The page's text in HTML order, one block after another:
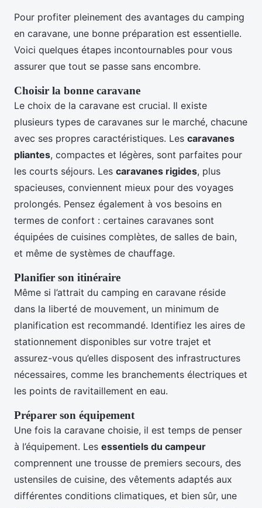
Pour profiter pleinement des avantages du camping
en caravane, une bonne préparation est essentielle.
Voici quelques étapes incontournables pour vous
assurer que tout se passe sans encombre.
Choisir la bonne caravane
Le choix de la caravane est crucial. Il existe
plusieurs types de caravanes sur le marché, chacune
avec ses propres caractéristiques. Les caravanes
pliantes, compactes et légères, sont parfaites pour
les courts séjours. Les caravanes rigides, plus
spacieuses, conviennent mieux pour des voyages
prolongés. Pensez également à vos besoins en
termes de confort : certaines caravanes sont
équipées de cuisines complètes, de salles de bain,
et même de systèmes de chauffage.
Planifier son itinéraire
Même si l’attrait du camping en caravane réside
dans la liberté de mouvement, un minimum de
planification est recommandé. Identifiez les aires de
stationnement disponibles sur votre trajet et
assurez-vous qu’elles disposent des infrastructures
nécessaires, comme les branchements électriques et
les points de ravitaillement en eau.
Préparer son équipement
Une fois la caravane choisie, il est temps de penser
à l’équipement. Les essentiels du campeur
comprennent une trousse de premiers secours, des
ustensiles de cuisine, des vêtements adaptés aux
différentes conditions climatiques, et bien sûr, une